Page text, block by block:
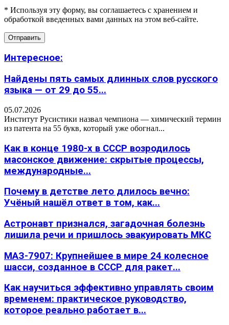
* Используя эту форму, вы соглашаетесь с хранением и
обработкой введенных вами данных на этом веб-сайте.
Интересное:
Найдены пять самых длинных слов русского
языка — от 29 до 55...
05.07.2026
Институт Русистики назвал чемпиона — химический термин
из патента на 55 букв, который уже обогнал...
Как в конце 1980-х в СССР возродилось
масонское движение: скрытые процессы,
международные...
Почему в детстве лето длилось вечно:
Учёный нашёл ответ в том, как...
Астронавт признался, загадочная болезнь
лишила речи и пришлось эвакуировать МКС
МАЗ-7907: Крупнейшее в мире 24 колесное
шасси, созданное в СССР для ракет...
Как научиться эффективно управлять своим
временем: практическое руководство,
которое реально работает в...